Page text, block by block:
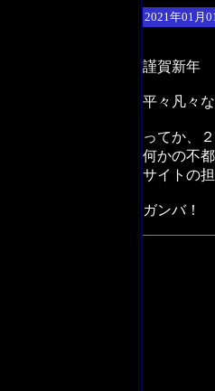
2021年01月
謹賀新年
平々凡々
ってか、
何かの不
サイトの
ガンバ！